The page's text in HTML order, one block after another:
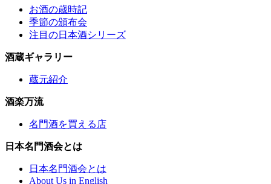
お酒の歳時記
季節の頒布会
注目の日本酒シリーズ
酒蔵ギャラリー
蔵元紹介
酒楽万流
名門酒を買える店
日本名門酒会とは
日本名門酒会とは
About Us in English